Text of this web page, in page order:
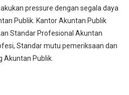
pressure dengan segala daya
Publik. Kantor Akuntan Publik
Standar Profesional Akuntan
Standar mutu pemeriksaan dan
Akuntan Publik.